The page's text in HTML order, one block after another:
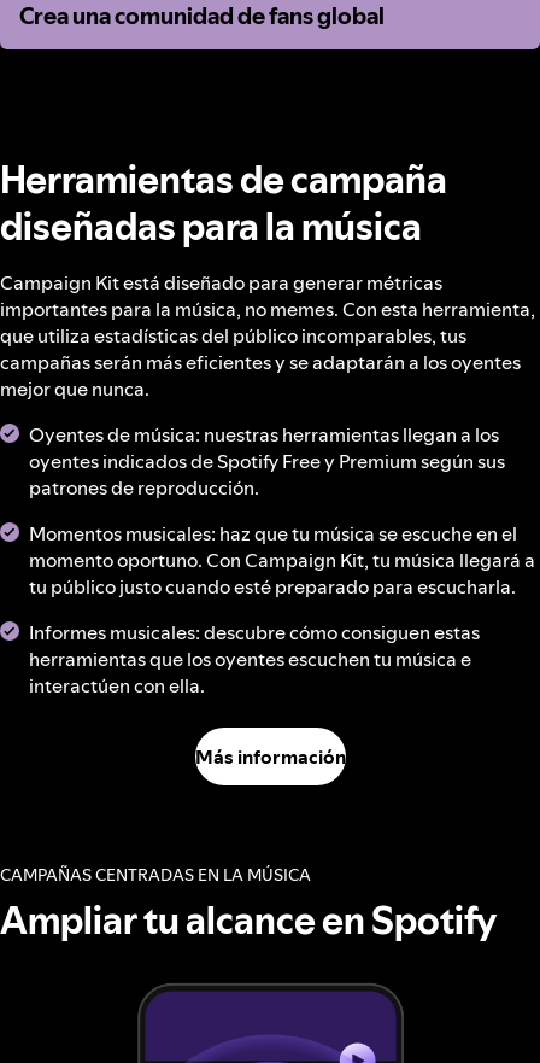
Crea una comunidad de fans global
Crea una comunidad de fans global
Herramientas de campaña
diseñadas para la música
Campaign Kit está diseñado para generar métricas
importantes para la música, no memes. Con esta herramienta,
que utiliza estadísticas del público incomparables, tus
campañas serán más eficientes y se adaptarán a los oyentes
mejor que nunca.
Oyentes de música: nuestras herramientas llegan a los
oyentes indicados de Spotify Free y Premium según sus
patrones de reproducción.
Momentos musicales: haz que tu música se escuche en el
momento oportuno. Con Campaign Kit, tu música llegará a
tu público justo cuando esté preparado para escucharla.
Informes musicales: descubre cómo consiguen estas
herramientas que los oyentes escuchen tu música e
interactúen con ella.
Más información
CAMPAÑAS CENTRADAS EN LA MÚSICA
Ampliar tu alcance en Spotify